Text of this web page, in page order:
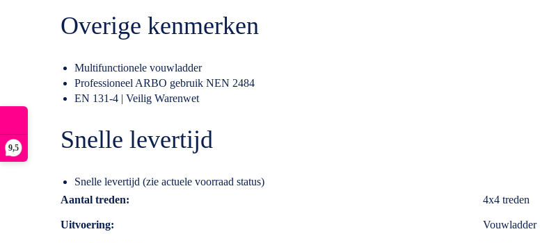
9,5
Overige kenmerken
Multifunctionele vouwladder
Professioneel ARBO gebruik NEN 2484
EN 131-4 | Veilig Warenwet
Snelle levertijd
Snelle levertijd (zie actuele voorraad status)
Specificaties
Aantal treden 4x4 treden
Uitvoering Vouwladder